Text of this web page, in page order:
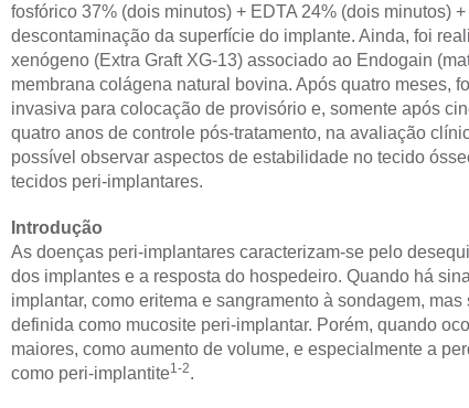
fosfórico 37% (dois minutos) + EDTA 24% (dois minutos)
descontaminação da superfície do implante. Ainda, foi
xenógeno (Extra Graft XG-13) associado ao Endogain
membrana colágena natural bovina. Após quatro meses,
invasiva para colocação de provisório e, somente após
quatro anos de controle pós-tratamento, na avaliação
possível observar aspectos de estabilidade no tecido
tecidos peri-implantares.
Introdução
As doenças peri-implantares caracterizam-se pelo
dos implantes e a resposta do hospedeiro. Quando há
implantar, como eritema e sangramento à sondagem,
definida como mucosite peri-implantar. Porém, quando
maiores, como aumento de volume, e especialmente a
como peri-implantite1-2.